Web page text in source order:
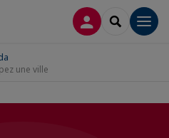
CONNEXION
une ville